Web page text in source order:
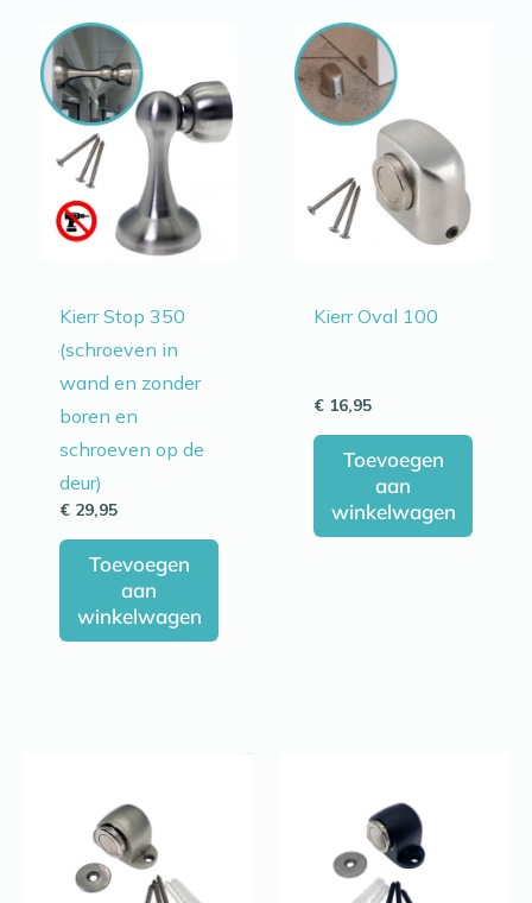
Kierr Stop 350
(schroeven in
wand en zonder
boren en
schroeven op de
deur)
€ 29,95
Toevoegen
aan
winkelwagen
Kierr Oval 100
€ 16,95
Toevoegen
aan
winkelwagen